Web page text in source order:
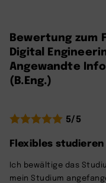
Bewertung zum
Digital
Angewandte
(B.Eng.)
5/5
Flexibles
Ich bewältige das
mein Studium